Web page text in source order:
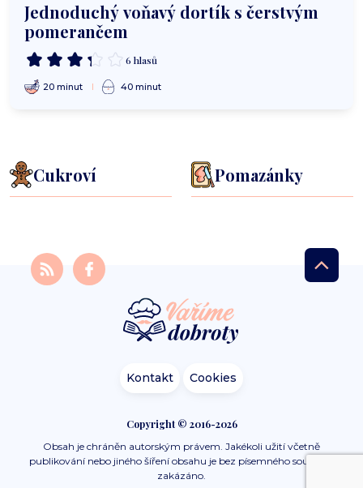
Jednoduchý voňavý dortík s čerstvým
pomerančem
6 hlasů
20 minut 40 minut
Cukroví Pomazánky
Kontakt Cookies
Copyright © 2016-2026
Obsah je chráněn autorským právem. Jakékoli užití včetně
publikování nebo jiného šíření obsahu je bez písemného souhlasu
zakázáno.